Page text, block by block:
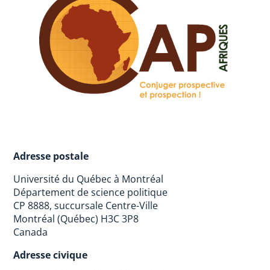
Adresse postale
Université du Québec à Montréal
Département de science politique
CP 8888, succursale Centre-Ville
Montréal (Québec) H3C 3P8
Canada
Adresse civique